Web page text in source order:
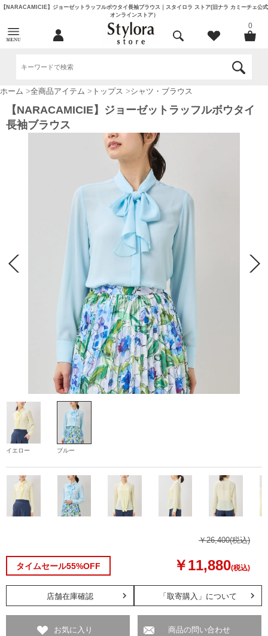
【NARACAMICIE】ジョーゼットラッフルボウタイ長袖ブラウス｜スタイロラ ストア(旧ナラ カミーチェ公式
オンラインストア）
0
ホーム >全商品アイテム > トップス >シャツ・ブラウス
【NARACAMICIE】ジョーゼットラッフルボウタイ
長袖ブラウス
イエロー ブルー
￥26,400(税込)
タイムセール55%OFF ￥11,880(税込)
「取寄購入」について
店舗在庫確認
お気に入り 商品の問い合わせ